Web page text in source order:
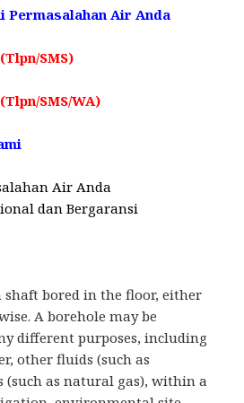
Permasalahan Air Anda
(Tlpn/SMS)
(Tlpn/SMS/WA)
Air Anda
dan Bergaransi
shaft bored in the floor, either
A borehole may be
different purposes, including
other fluids (such as
(such as natural gas), within a